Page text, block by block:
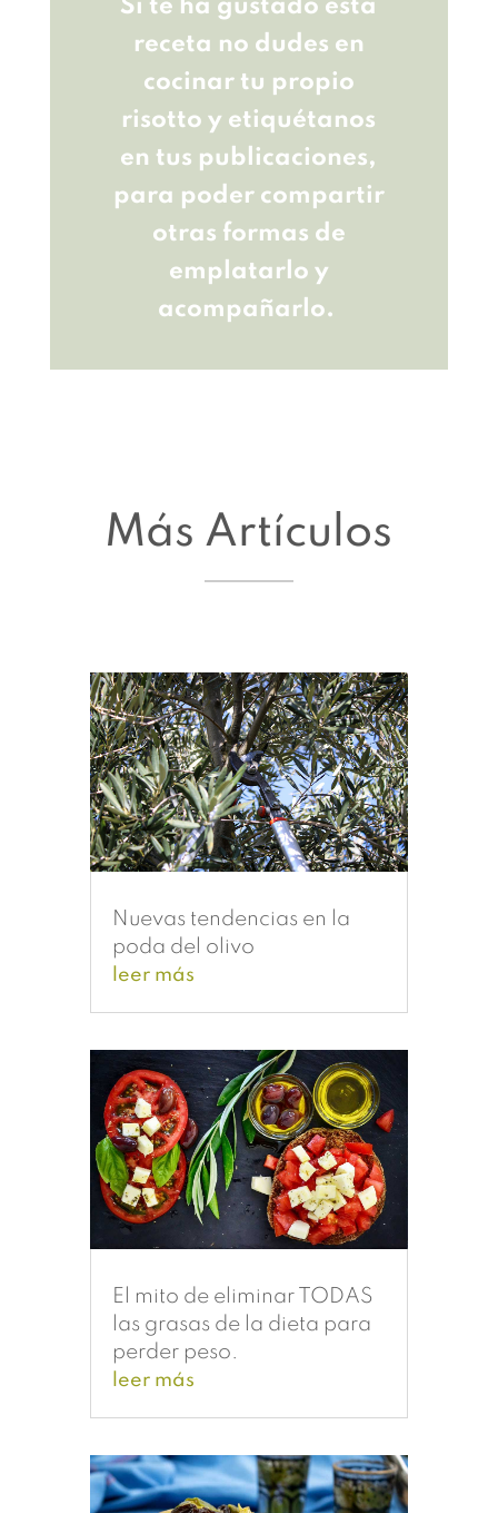
Si te ha gustado esta
receta no dudes en
cocinar tu propio
risotto y etiquétanos
en tus publicaciones,
para poder compartir
otras formas de
emplatarlo y
acompañarlo.
Más Artículos
Nuevas tendencias en la
poda del olivo
leer más
El mito de eliminar TODAS
las grasas de la dieta para
perder peso.
leer más